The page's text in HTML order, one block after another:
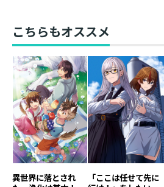
こちらもオススメ
異世界に落とされ
「ここは任せて先に